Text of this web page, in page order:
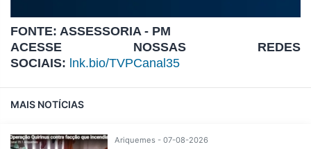
FONTE: ASSESSORIA - PM
ACESSE NOSSAS REDES
SOCIAIS: lnk.bio/TVPCanal35
MAIS NOTÍCIAS
Ariquemes - 07-08-2026